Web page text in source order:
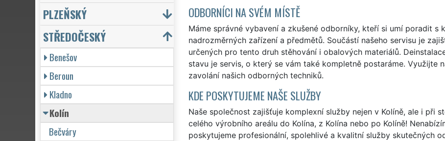
ODBORNÍCI NA SVÉM MÍSTĚ
Máme správné vybavení a zkušené odborníky, kteří si umí poradit s
nadrozměrných zařízení a předmětů. Součástí našeho servisu je
určených pro tento druh stěhování i obalových materiálů.
stavu je servis, o který se vám také kompletně postaráme. Využijte
zavolání našich odborných techniků.
KDE POSKYTUJEME NAŠE SLUŽBY
Naše společnost zajišťuje komplexní služby nejen v Kolíně, ale i při
celého výrobního areálu do Kolína, z Kolína nebo po Kolíně!
poskytujeme profesionální, spolehlivé a kvalitní služby skutečných
PLZEŇSKÝ
STŘEDOČESKÝ
Benešov
Beroun
Kladno
Kolín
Bečváry